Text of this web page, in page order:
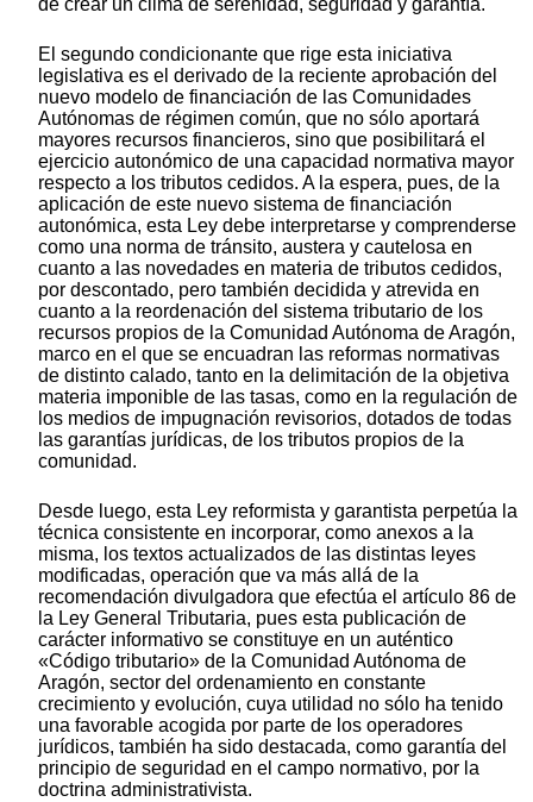
de crear un clima de serenidad, seguridad y garantía.
El segundo condicionante que rige esta iniciativa
legislativa es el derivado de la reciente aprobación del
nuevo modelo de financiación de las Comunidades
Autónomas de régimen común, que no sólo aportará
mayores recursos financieros, sino que posibilitará el
ejercicio autonómico de una capacidad normativa mayor
respecto a los tributos cedidos. A la espera, pues, de la
aplicación de este nuevo sistema de financiación
autonómica, esta Ley debe interpretarse y comprenderse
como una norma de tránsito, austera y cautelosa en
cuanto a las novedades en materia de tributos cedidos,
por descontado, pero también decidida y atrevida en
cuanto a la reordenación del sistema tributario de los
recursos propios de la Comunidad Autónoma de Aragón,
marco en el que se encuadran las reformas normativas
de distinto calado, tanto en la delimitación de la objetiva
materia imponible de las tasas, como en la regulación de
los medios de impugnación revisorios, dotados de todas
las garantías jurídicas, de los tributos propios de la
comunidad.
Desde luego, esta Ley reformista y garantista perpetúa la
técnica consistente en incorporar, como anexos a la
misma, los textos actualizados de las distintas leyes
modificadas, operación que va más allá de la
recomendación divulgadora que efectúa el artículo 86 de
la Ley General Tributaria, pues esta publicación de
carácter informativo se constituye en un auténtico
«Código tributario» de la Comunidad Autónoma de
Aragón, sector del ordenamiento en constante
crecimiento y evolución, cuya utilidad no sólo ha tenido
una favorable acogida por parte de los operadores
jurídicos, también ha sido destacada, como garantía del
principio de seguridad en el campo normativo, por la
doctrina administrativista.